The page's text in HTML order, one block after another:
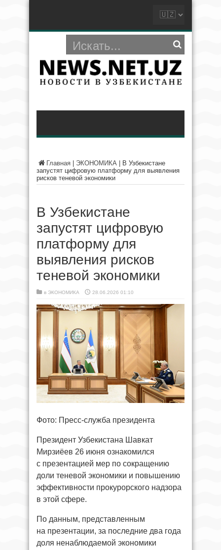
Главная ЭКОНОМИКА
В Узбекистане
запустят цифровую платформу для выявления
рисков теневой экономики
В Узбекистане
запустят цифровую
платформу для
выявления рисков
теневой экономики
в ЭКОНОМИКА 28.06.2026 01:10
Фото: Пресс-служба президента
Президент Узбекистана Шавкат
Мирзиёев 26 июня ознакомился
с презентацией мер по сокращению
доли теневой экономики и повышению
эффективности прокурорского надзора
в этой сфере.
По данным, представленным
на презентации, за последние два года
доля ненаблюдаемой экономики